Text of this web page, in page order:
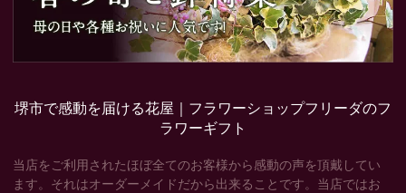
堺市で感動を届ける花屋｜フラワーショップフリーダのフ
ラワーギフト
当店をご利用されたほぼ全てのお客様から感動の声を頂戴してい
ます。それはオーダーメイドだから出来ることです。当店ではお